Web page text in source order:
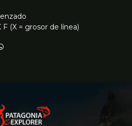
F (X = grosor de línea)